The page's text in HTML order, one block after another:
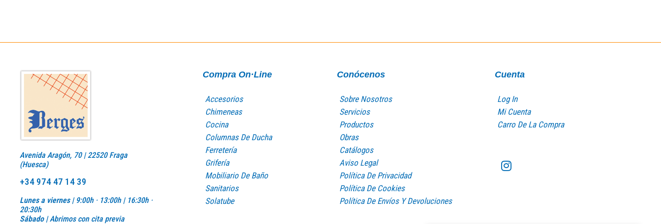
Avenida Aragón, 70 | 22520 Fraga
(Huesca)
+34 974 47 14 39
Lunes a viernes | 9:00h · 13:00h | 16:30h ·
20:30h
Sábado |Abrimos con cita previa
Compra On·Line
Accesorios
Chimeneas
Cocina
Columnas De Ducha
Ferretería
Grifería
Mobiliario De Baño
Sanitarios
Solatube
Conócenos
Sobre Nosotros
Servicios
Productos
Obras
Catálogos
Aviso Legal
Política De Privacidad
Política De Cookies
Política De Envíos Y Devoluciones
Cuenta
Log In
Mi Cuenta
Carro De La Compra